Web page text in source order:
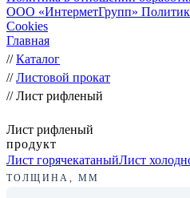
ООО «ИнтерметГрупп»
Cookies
Главная
// Каталог
// Листовой прокат
// Лист рифленый
Лист рифленый
продукт
Лист горячекатаныйЛист
ТОЛЩИНА, ММ